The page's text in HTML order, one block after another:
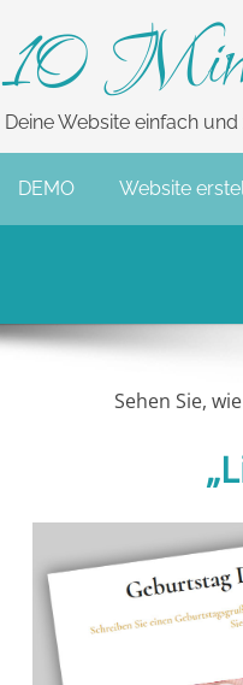
10
Deine Website einfach
DEMO Website
Sehen Sie,